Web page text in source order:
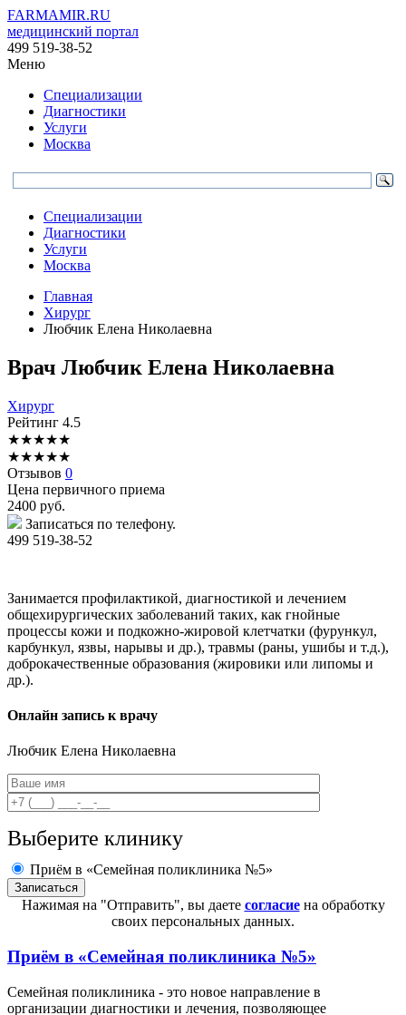
FARMAMIR.RU
медицинский портал
499 519-38-52
Меню
Специализации
Диагностики
Услуги
Москва
Специализации
Диагностики
Услуги
Москва
Главная
Хирург
Любчик Елена Николаевна
Врач Любчик Елена Николаевна
Хирург
Рейтинг 4.5
★★★★★
★★★★★
Отзывов 0
Цена первичного приема
2400 руб.
Записаться по телефону.
499 519-38-52
Занимается профилактикой, диагностикой и лечением
общехирургических заболеваний таких, как гнойные
процессы кожи и подкожно-жировой клетчатки (фурункул,
карбункул, язвы, нарывы и др.), травмы (раны, ушибы и т.д.),
доброкачественные образования (жировики или липомы и
др.).
Онлайн запись к врачу
Любчик Елена Николаевна
Выберите клинику
Приём в «Семейная поликлиника №5»
Нажимая на "Отправить", вы даете согласиена обработку
своих персональных данных.
Приём в «Семейная поликлиника №5»
Семейная поликлиника - это новое направление в
организации диагностики и лечения, позволяющее